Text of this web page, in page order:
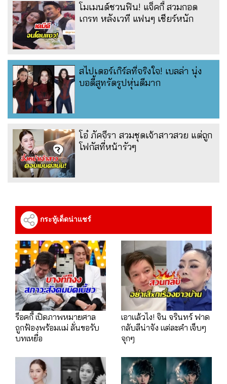
โมเมนต์ชวนฟิน! แจ็คกี้ สวมกอด
เกรท หลังเวที แฟนๆ เชียร์หนัก
สไปเดอร์เกิร์ลที่จริงใจ! เบลล่า นุ่ง
บอดี้สูทรัดรูปหุ่นดีมาก
โอ๋ ภัคจีรา สวมชุดเจ้าสาวสวย แต่ถูก
โฟกัสที่หน้ารัวๆ
กระทู้เด็ดน่าแชร์
ร็อคกี้ เปิดภาพหมายศาล
ถูกฟ้องพร้อมแม่ ลั่นขอรับ
บทเหยื่อ
เอาแล้วไง! จิน จรินทร์ ฟาด
กลับลีน่าจัง แต่ละคำ เจ็บๆ
จุกๆ